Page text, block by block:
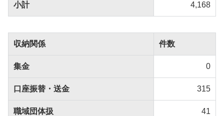
小計 4,168
収納関係 件数
集金 0
口座振替・送金 315
職域団体扱 41